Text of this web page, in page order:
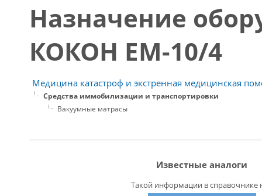
Назначение
КОКОН EM-10/4
Медицина катастроф и экстренная медицинская
Средства иммобилизации и транспортировки
Вакуумные матрасы
Известные аналоги
Такой информации в справочнике